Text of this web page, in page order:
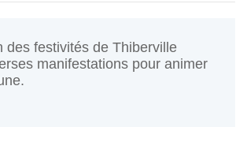
des festivités de Thiberville
manifestations pour animer